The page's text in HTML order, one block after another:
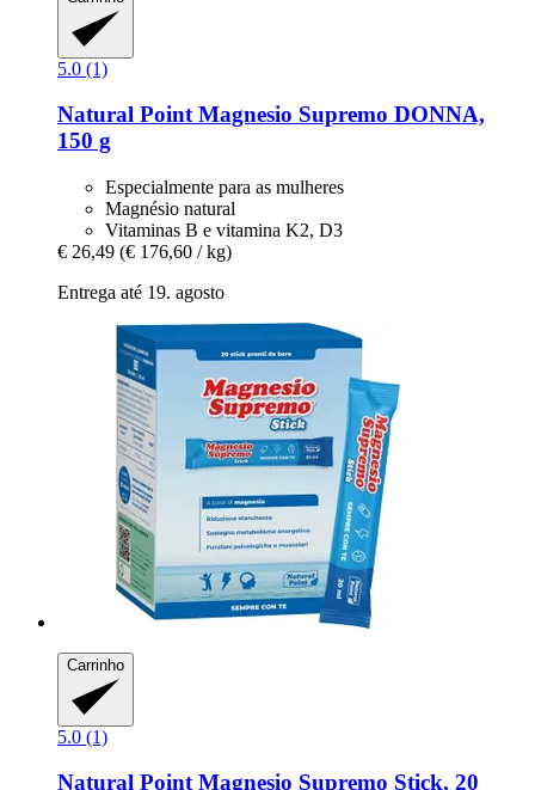
5.0 (1)
Natural PointMagnesio Supremo DONNA,
150 g
Especialmente para as mulheres
Magnésio natural
Vitaminas B e vitamina K2, D3
€ 26,49 (€ 176,60 / kg)
Entrega até 19. agosto
Carrinho
5.0 (1)
Natural PointMagnesio Supremo Stick, 20